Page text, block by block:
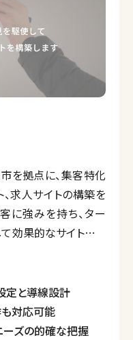
を拠点に、集客特化
求人サイトの構築を
に強みを持ち、ター
効果的なサイトを設
づき、ヒアリングか
供し、SEOや保守
から全国規模の展開
定と導線設計
も対応可能
ーズの的確な把握